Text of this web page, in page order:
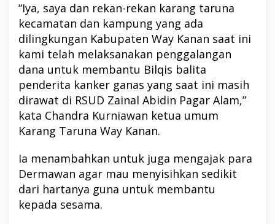
“Iya, saya dan rekan-rekan karang taruna
kecamatan dan kampung yang ada
dilingkungan Kabupaten Way Kanan saat ini
kami telah melaksanakan penggalangan
dana untuk membantu Bilqis balita
penderita kanker ganas yang saat ini masih
dirawat di RSUD Zainal Abidin Pagar Alam,”
kata Chandra Kurniawan ketua umum
Karang Taruna Way Kanan.
Ia menambahkan untuk juga mengajak para
Dermawan agar mau menyisihkan sedikit
dari hartanya guna untuk membantu
kepada sesama.